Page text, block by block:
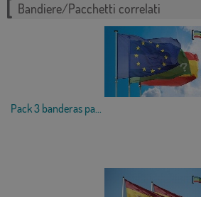
Bandiere/Pacchetti correlati
Pack 3 banderas pa...